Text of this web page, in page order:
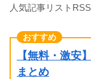
人気記事リストRSS
【無料・激安
まとめ